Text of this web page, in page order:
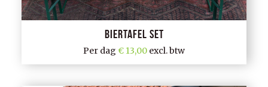
Biertafel set
Per dag 13,00 excl. btw